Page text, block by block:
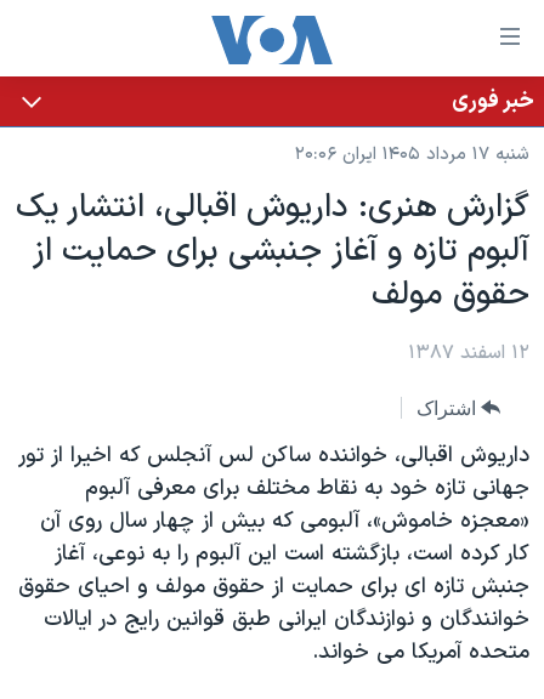
لینکهای
قابل
دسترسی
جهش
محتوای
اصلی
جهش
صفحه
جهش
جستجو
خانه
نسخه سبک وب‌سایت
موضوع ها
ایران
آمریکا
جهان
ویژه برنامه‌ها
ویدیوها
فرهنگ و زندگی
حقوق شهروندی
اقتصادی
برنامه های تلویزیونی
جدول برنامه ها
صفحه‌های ویژه
۲۵۰سالگی آمریکا
بایگانی برنامه‌های تلویزیونی
مستندها
انتخابات ریاست جمهوری آمریکا ۲۰۲۴
حمله جمهوری اسلامی به اسرائیل
فرکانس‌های صدای آمریکا
یادگیری زبان انگلیسی
دنبال کنید
خبر فوری
شنبه ۱۷ مرداد ۱۴۰۵ ایران ۲۰:۰۶
گزارش هنری: داریوش اقبالی، انتشار یک
آلبوم تازه و آغاز جنبشی برای حمایت از
حقوق مولف
۱۲ اسفند ۱۳۸۷
اشتراک
داریوش اقبالی، خواننده ساکن لس آنجلس که اخیرا از تور
جهانی تازه خود به نقاط مختلف برای معرفی آلبوم
«معجزه خاموش»، آلبومی که بیش از چهار سال روی آن
کار کرده است، بازگشته است این آلبوم را به نوعی، آغاز
جنبش تازه ای برای حمایت از حقوق مولف و احیای حقوق
خوانندگان و نوازندگان ایرانی طبق قوانین رایج در ایالات
متحده آمریکا می خواند.